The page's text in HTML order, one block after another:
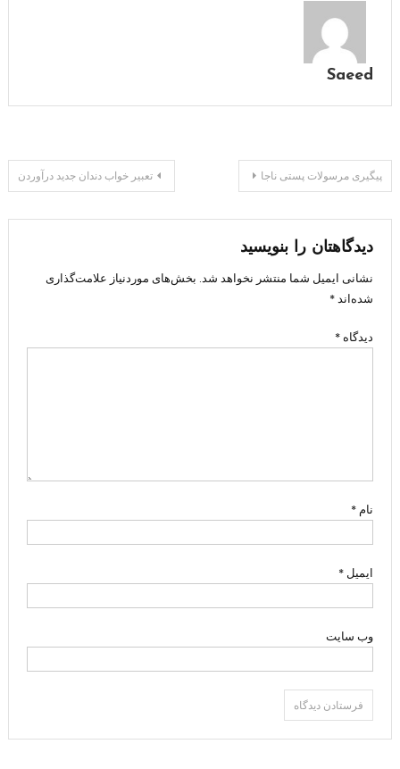
Saeed
راهبری
نوشته
تعبیر خواب دندان جدید درآوردن پیگیری مرسولات پستی ناجا
دیدگاهتان را بنویسید
نشانی ایمیل شما منتشر نخواهد شد. بخش‌های موردنیاز علامت‌گذاری
شده‌اند*
دیدگاه *
نام*
ایمیل *
وب‌ سایت